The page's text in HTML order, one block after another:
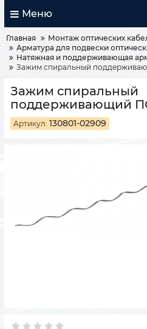
Меню
Главная
Монтаж оптических
Арматура для подвески
Натяжная и поддерживающая
Зажим спиральный
Зажим спиральный
поддерживающий
Артикул: 130801-02909